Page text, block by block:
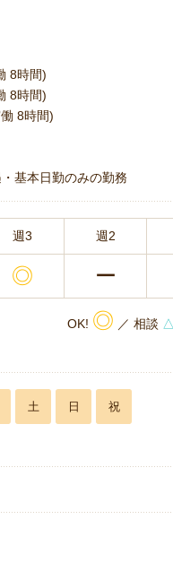
8時間)
8時間)
8時間)
基本日勤のみの勤務
週3 週2
◎ ー
OK! ◎ ／ 相談 △
土 日 祝